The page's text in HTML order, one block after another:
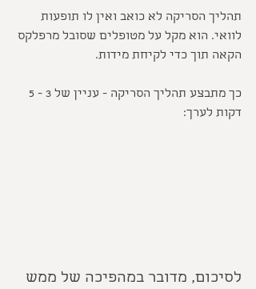
תהליך הסריקה לא כואב ואין לו תופעות
לוואי. הוא מקל על מטופלים שסובל מרפלקס
הקאה תוך כדי לקיחת מידות.
דקות לערך:
לסיכום, מדובר במהפיכה של ממש